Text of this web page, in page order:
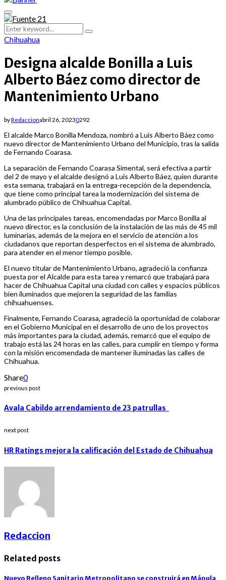
Primary
Menu
Search
for:
Search
Chihuahua
Designa alcalde Bonilla a Luis
Alberto Báez como director de
Mantenimiento Urbano
byRedaccionabril 26, 20230292
El alcalde Marco Bonilla Mendoza, nombró a Luis Alberto Báez como
nuevo director de Mantenimiento Urbano del Municipio, tras la salida
de Fernando Coarasa.
La separación de Fernando Coarasa Simental, será efectiva a partir
del 2 de mayo y el alcalde designó a Luis Alberto Báez, quien durante
esta semana, trabajará en la entrega-recepción de la dependencia,
que tiene como principal tarea la modernización del sistema de
alumbrado público de Chihuahua Capital.
Una de las principales tareas, encomendadas por Marco Bonilla al
nuevo director, es la conclusión de la instalación de las más de 45 mil
luminarias, además de la mejora en el servicio de atención a los
ciudadanos que reportan desperfectos en el sistema de alumbrado,
para atender en el menor tiempo posible.
El nuevo titular de Mantenimiento Urbano, agradeció la confianza
puesta por el Alcalde para esta tarea y remarcó que trabajará para
hacer de Chihuahua Capital una ciudad con calles y espacios públicos
bien iluminados que mejoren la seguridad de las familias
chihuahuenses.
Finalmente, Fernando Coarasa, agradeció la oportunidad de colaborar
en el Gobierno Municipal en el desarrollo de uno de los proyectos
más importantes para la ciudad, además, remarcó que el equipo de
trabajo está las 24 horas en las calles, para cumplir en tiempo y forma
con la misión encomendada de mantener iluminadas las calles de
Chihuahua.
Share0
previous post
Avala Cabildo arrendamiento de 23 patrullas
next post
HR Ratings mejora la calificación del Estado de Chihuahua
Redaccion
Related posts
Nuevo Relleno Sanitario Metropolitano se construirá en Mápula